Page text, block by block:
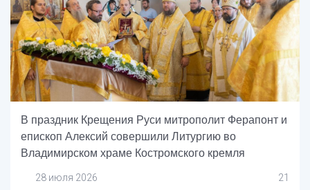
В праздник Крещения Руси митрополит Ферапонт и
епископ Алексий совершили Литургию во
Владимирском храме Костромского кремля
28 июля 2026 21